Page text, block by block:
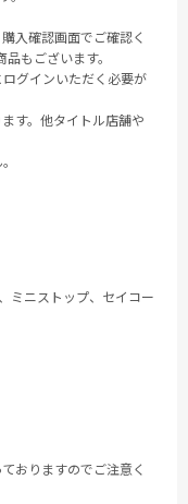
入確認画面でご確認く
もございます。
グインいただく必要が
す。他タイトル店舗や
ミニストップ、セイコー
おりますのでご注意く